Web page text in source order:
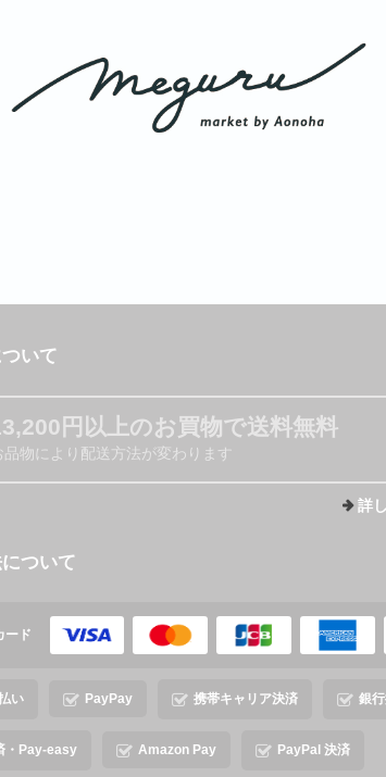
いて
円以上のお買物で送料無料
品物により配送方法が変わります
詳
ついて
ード
い PayPay 携帯キャリア決済 銀
・Pay-easy Amazon Pay PayPal 決済